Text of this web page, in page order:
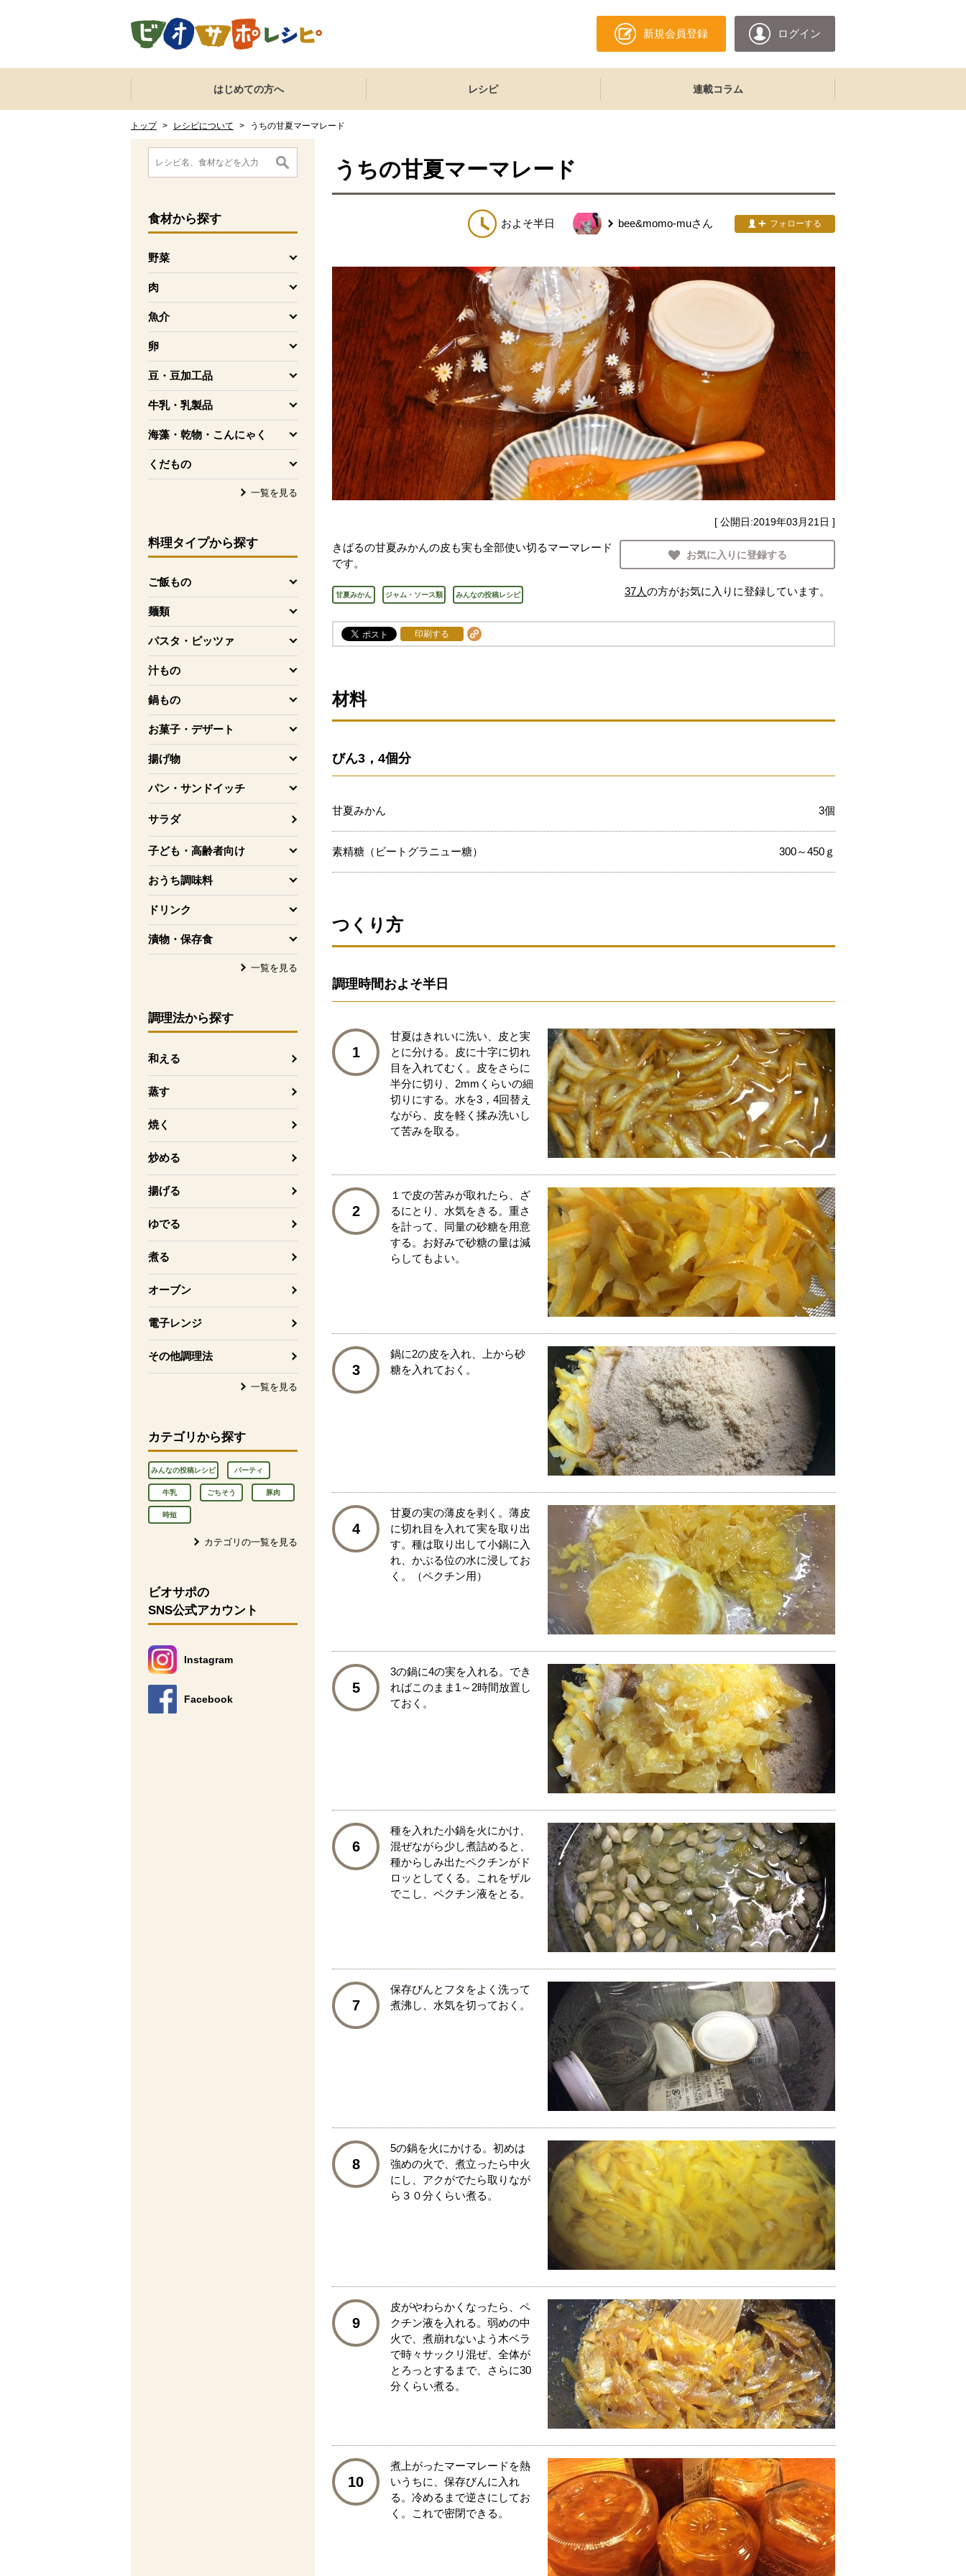
新規会員登録 ログイン
ここからサイト内共通メニューです。
サイト内共通メニューをスキップする
はじめての方へ レシピ 連載コラム
トップ > レシピについて > うちの甘夏マーマレード
ここから消費材検索メニューです。
食材から探す
野菜
を開く
肉
を開く
魚介
を開く
卵
を開く
豆・豆加工品
を開く
牛乳・乳製品
を開く
海藻・乾物・こんにゃく
を開く
くだもの
を開く
一覧を見る
料理タイプから探す
ご飯もの
を開く
麺類
を開く
パスタ・ピッツァ
を開く
汁もの
を開く
鍋もの
を開く
お菓子・デザート
を開く
揚げ物
を開く
パン・サンドイッチ
を開く
サラダ
子ども・高齢者向け
を開く
おうち調味料
を開く
ドリンク
を開く
漬物・保存食
を開く
一覧を見る
調理法から探す
和える
蒸す
焼く
炒める
揚げる
ゆでる
煮る
オーブン
電子レンジ
その他調理法
一覧を見る
カテゴリから探す
みんなの投稿レシピ パーティ
牛乳 ごちそう 豚肉
時短
カテゴリの一覧を見る
消費材検索メニューここまで。
ここから本文です。
ビオサポの
SNS公式アカウント
Instagram
別のウィンドウで開きます。
Facebook
別のウィンドウで開きます。
うちの甘夏マーマレード
およそ半日 bee&momo-muさん フォローする
[ 公開日:2019年03月21日 ]
きばるの甘夏みかんの皮も実も全部使い切るマーマレード
です。
甘夏みかん ジャム・ソース類 みんなの投稿レシピ
お気に入りに登録する
37人の方がお気に入りに登録しています。
印刷する
材料
びん3，4個分
甘夏みかん 3個
素精糖（ビートグラニュー糖） 300～450ｇ
つくり方
調理時間およそ半日
1
甘夏はきれいに洗い、皮と実
とに分ける。皮に十字に切れ
目を入れてむく。皮をさらに
半分に切り、2mmくらいの細
切りにする。水を3，4回替え
ながら、皮を軽く揉み洗いし
て苦みを取る。
2
１で皮の苦みが取れたら、ざ
るにとり、水気をきる。重さ
を計って、同量の砂糖を用意
する。お好みで砂糖の量は減
らしてもよい。
3
鍋に2の皮を入れ、上から砂
糖を入れておく。
4
甘夏の実の薄皮を剥く。薄皮
に切れ目を入れて実を取り出
す。種は取り出して小鍋に入
れ、かぶる位の水に浸してお
く。（ペクチン用）
5
3の鍋に4の実を入れる。でき
ればこのまま1～2時間放置し
ておく。
6
種を入れた小鍋を火にかけ、
混ぜながら少し煮詰めると、
種からしみ出たペクチンがド
ロッとしてくる。これをザル
でこし、ペクチン液をとる。
7
保存びんとフタをよく洗って
煮沸し、水気を切っておく。
8
5の鍋を火にかける。初めは
強めの火で、煮立ったら中火
にし、アクがでたら取りなが
ら３０分くらい煮る。
9
皮がやわらかくなったら、ペ
クチン液を入れる。弱めの中
火で、煮崩れないよう木ベラ
で時々サックリ混ぜ、全体が
とろっとするまで、さらに30
分くらい煮る。
10
煮上がったマーマレードを熱
いうちに、保存びんに入れ
る。冷めるまで逆さにしてお
く。これで密閉できる。